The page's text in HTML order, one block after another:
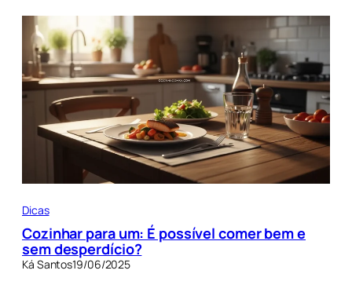
Dicas
Cozinhar para um: É possível comer bem e
sem desperdício?
Ká Santos19/06/2025